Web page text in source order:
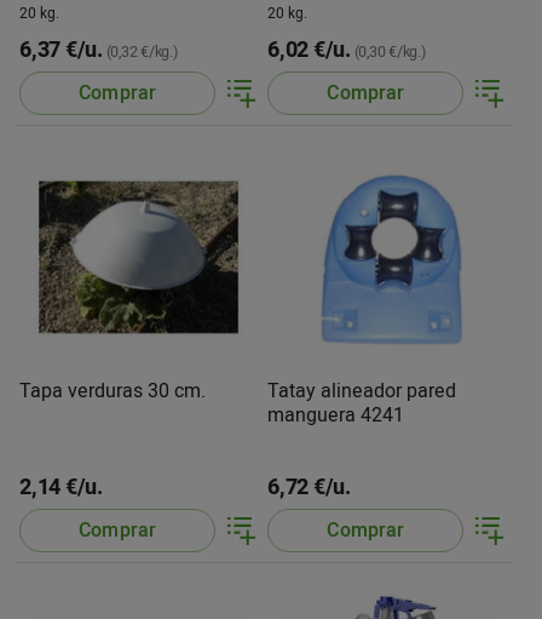
20 kg.
6,37 €/u. (0,32 €/kg.)
Comprar
20 kg.
6,02 €/u. (0,30 €/kg.)
Comprar
Tapa verduras 30 cm.
2,14 €/u.
Comprar
Tatay alineador pared
manguera 4241
6,72 €/u.
Comprar